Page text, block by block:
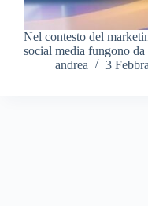
Nel contesto del
social media fungono
andrea
3